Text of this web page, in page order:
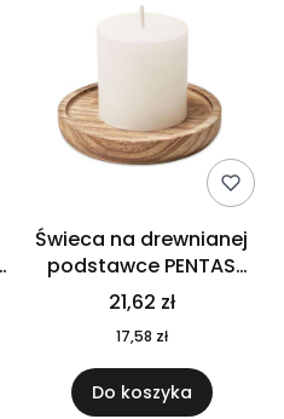
Świeca na drewnianej
podstawce PENTAS
MO6282-40
21,62 zł
17,58 zł
Do koszyka